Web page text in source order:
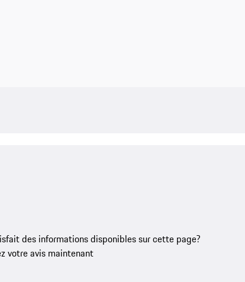
des informations disponibles sur cette page?
votre avis maintenant